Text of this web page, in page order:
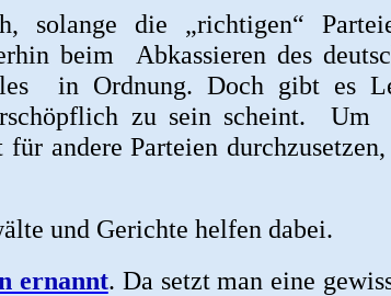
solange die „richtigen“
beim Abkassieren des
in Ordnung. Doch gibt es
zu sein scheint. Um
andere Parteien
und Gerichte helfen dabei.
ernannt. Da setzt man eine